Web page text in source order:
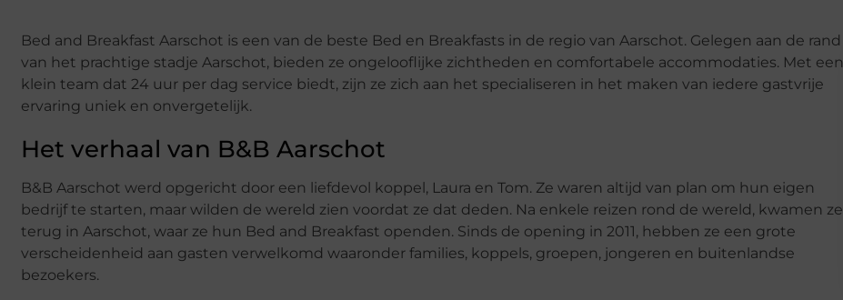
Bed and Breakfast Aarschot is een van de beste Bed en Breakfasts in de regio van Aarschot. Gelegen aan de rand
van het prachtige stadje Aarschot, bieden ze ongelooflijke zichtheden en comfortabele accommodaties. Met een
klein team dat 24 uur per dag service biedt, zijn ze zich aan het specialiseren in het maken van iedere gastvrije
ervaring uniek en onvergetelijk.
Het verhaal van B&B Aarschot
B&B Aarschot werd opgericht door een liefdevol koppel, Laura en Tom. Ze waren altijd van plan om hun eigen
bedrijf te starten, maar wilden de wereld zien voordat ze dat deden. Na enkele reizen rond de wereld, kwamen ze
terug in Aarschot, waar ze hun Bed and Breakfast openden. Sinds de opening in 2011, hebben ze een grote
verscheidenheid aan gasten verwelkomd waaronder families, koppels, groepen, jongeren en buitenlandse
bezoekers.